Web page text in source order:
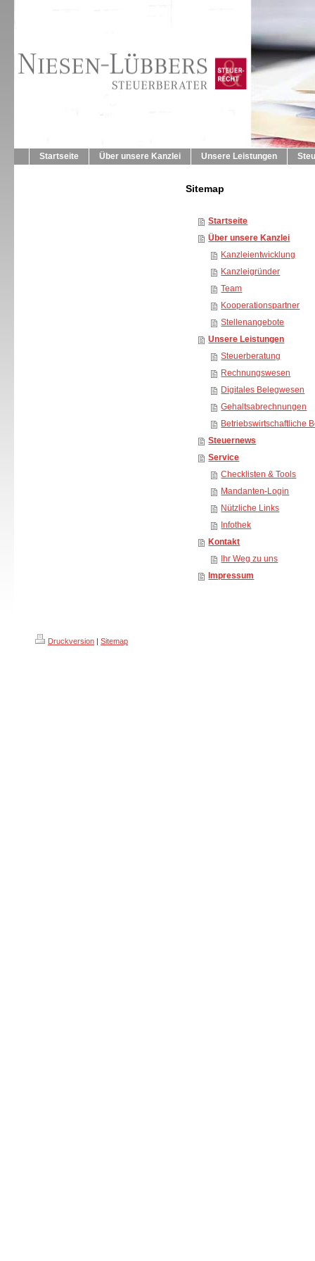
Startseite Über unsere Kanzlei Unsere Leistungen
Sitemap
Startseite
Über unsere Kanzlei
Kanzleientwicklung
Kanzleigründer
Team
Kooperationspartner
Stellenangebote
Unsere Leistungen
Steuerberatung
Rechnungswesen
Digitales Belegwesen
Gehaltsabrechnungen
Betriebswirtschaftliche
Steuernews
Service
Checklisten & Tools
Mandanten-Login
Nützliche Links
Infothek
Kontakt
Ihr Weg zu uns
Impressum
Druckversion | Sitemap